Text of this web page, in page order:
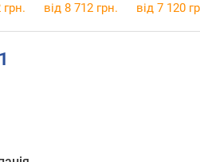
грн. від 8 712 грн. від 7 120